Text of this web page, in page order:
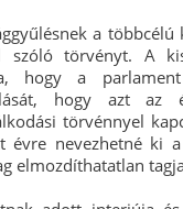
a többcélú
törvényt. A
hogy a
hogy azt az
törvénnyel
évre nevezhetné ki
elmozdíthatatlan